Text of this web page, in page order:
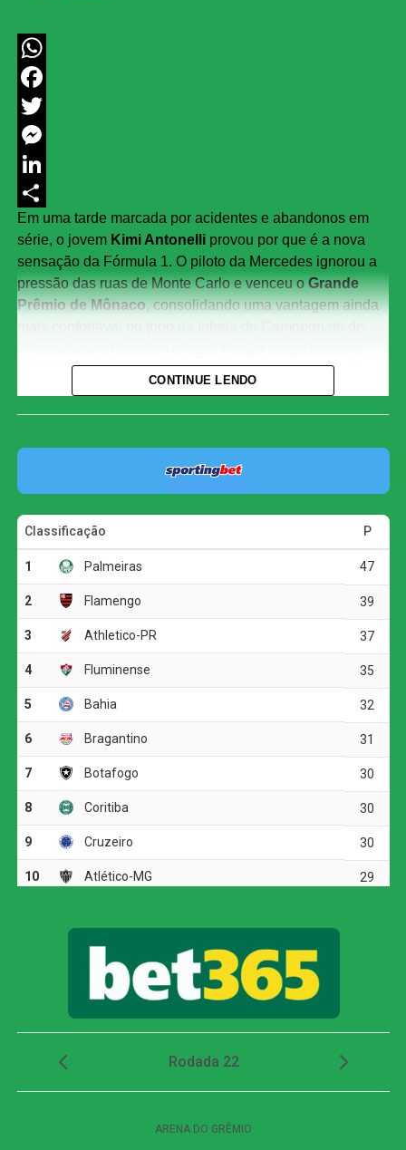
WhatsApp
Facebook
Twitter
Messenger
LinkedIn
Share
Em uma tarde marcada por acidentes e abandonos em
série, o jovem Kimi Antonelliprovou por que é a nova
sensação da Fórmula 1. O piloto da Mercedes ignorou a
pressão das ruas de Monte Carlo e venceu oGrande
Prêmio de Mônaco, consolidando uma vantagem ainda
pódio de uma corrida que viu sete carros ficarem pelo
caminho.
Bull. Logo na largada, o atual campeão Max Verstappen
enfrentou uma falha mecânica crítica, perdendo posições
rapidamente até se tornar a primeira baixa do dia.
Enquanto isso, Antonelli mantinha a ponta com uma
frieza impressionante, abrindo distância para as Ferraris
de Hamilton e Charles Leclerc.
Sobrevivência e Estratégia
A corrida de rua, conhecida por não perdoar erros, fez
outras vítimas de peso. Nomes como Lando Norris e
Valtteri Bottas também abandonaram devido a problemas
técnicos. A tranquilidade de Antonelli só foi testada a 20
voltas do fim, quando Lance Stroll colidiu na última curva,
O incidente reagrupou o pelotão e abriu uma janela para
paradas estratégicas nos boxes. Para alguns pilotos, o
Safety Car foi a salvação, permitindo o cumprimento de
punições por excesso de velocidade nopit lanesem
grandes perdas de posição.
Drama Local e Pódio Inédito
A relargada trouxe o momento mais dramático para a
torcida monegasca. Charles Leclerc, que lutava pelo
pódio, sofreu um acidente idêntico ao de Stroll,
Isack Hadjar
, que herdou a terceira posição e conquistou
seu primeiro pódio com a Red Bull.
Pierre Gasly, que cruzou a linha de chegada em terceiro,
CONTINUE LENDO